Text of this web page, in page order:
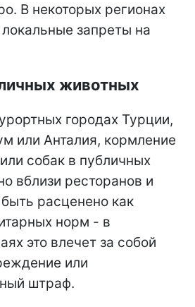
В некоторых регионах
запреты на
животных
городах Турции,
или Анталия, кормление
собак в публичных
вблизи ресторанов и
расценено как
норм - в
это влечет за собой
или
штраф.